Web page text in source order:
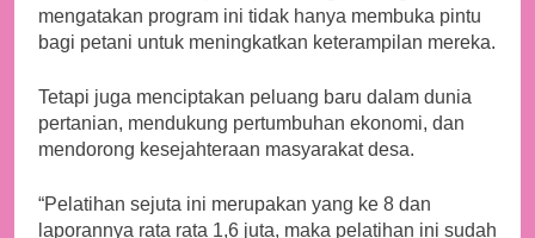
Pertanian”, Selasa (19/09) di Cinagara, Bogor
mengatakan program ini tidak hanya membuka pintu
Tetapi juga menciptakan peluang baru dalam dunia
pertanian, mendukung pertumbuhan ekonomi, dan
“Pelatihan sejuta ini merupakan yang ke 8 dan